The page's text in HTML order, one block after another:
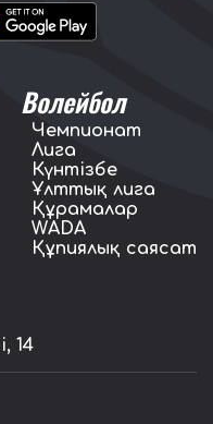
Волейбол
Чемпионат
Лига
Күнтізбе
Ұлттық лига
Құрамалар
WADA
Құпиялық саясат
14